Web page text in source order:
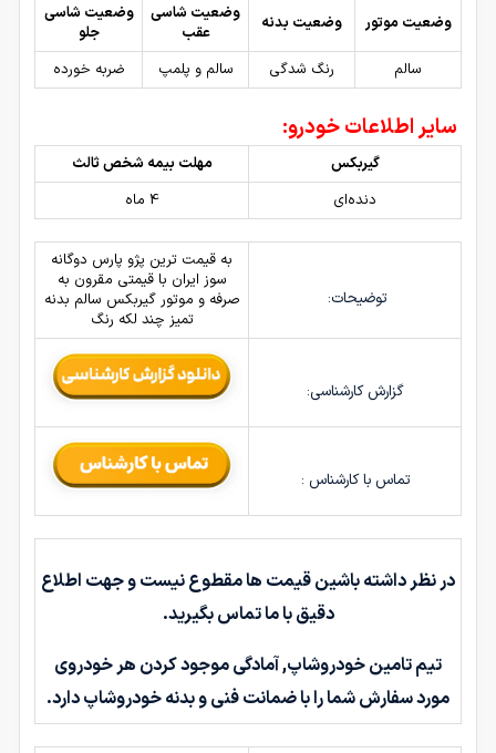
وضعیت موتور وضعیت بدنه
وضعیت شاسی
عقب
وضعیت شاسی
جلو
سالم
رنگ شدگی سالم و پلمپ ضربه خورده
سایر اطلاعات خودرو:
گیربکس
مهلت بیمه شخص ثالث
دنده‌ای
4 ماه
توضیحات:
به قیمت ترین پژو پارس دوگانه
سوز ایران با قیمتی مقرون به
صرفه و موتور گیربکس سالم بدنه
تمیز چند لکه رنگ
گزارش کارشناسی:
تماس با کارشناس :
در نظر داشته باشین قیمت ها مقطوع نیست و جهت اطلاع
دقیق با ما تماس بگیرید.
تیم تامین خودروشاپ, آمادگی موجود کردن هر خودروی
مورد سفارش شما را با ضمانت فنی و بدنه خودروشاپ دارد.